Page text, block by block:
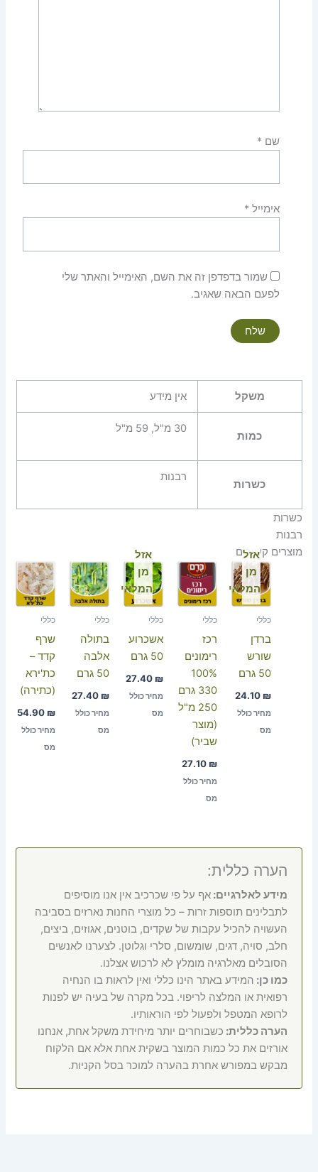
שם *
אימייל *
שמור בדפדפן זה את השם, האימייל והאתר שלי
לפעם הבאה שאגיב.
משקל אין מידע
כמות
30 מ"ל, 59 מ"ל
כשרות
רבנות
כשרות
רבנות
מוצרים קשורים
אזל
מן
המלאי
כללי
ברדן
שורש
50 גרם
24.10 ₪
מחיר כולל
מס
כללי
רכז
רימונים
100%
330 גרם
250 מ"ל
(מוצר
שביר)
27.10 ₪
מחיר כולל
מס
אזל
מן
המלאי
כללי
אשכרוע
50 גרם
27.40 ₪
מחיר כולל
מס
כללי
בתולה
אלבה
50 גרם
27.40 ₪
מחיר כולל
מס
כללי
שרף
קדד –
כת'ירא
(כתירה)
54.90 ₪
מחיר כולל
מס
הערה כללית:
מידע לאלרגיים:אף על פי שכרכיב אין אנו מוסיפים
לתבלינים תוספות זרות – כל מוצרי החנות נארזים בסביבה
העשויה להכיל עקבות של שקדים, בוטנים, אגוזים, ביצים,
חלב, סויה, דגים, שומשום, סלרי וגלוטן. לצערנו לאנשים
הסובלים מאלרגיה מומלץ לא לרכוש אצלנו.
כמו כן: המידע באתר הינו כללי ואין לראות בו הנחיה
רפואית או המלצה לריפוי. בכל מקרה של בעיה יש לפנות
לרופא המטפל ולפעול לפי הוראותיו.
הערה כללית: כשבוחרים יותר מיחידת משקל אחת, אנחנו
אורזים את כל כמות המוצר בשקית אחת אלא אם הלקוח
מבקש במפורש אחרת בהערה למוכר בסל הקניות.